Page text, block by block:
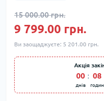
15 000.00 грн.
9 799.00 грн.
Ви заощаджуєте: 5 201.00 грн.
Акція
00
днів
: 08
годин